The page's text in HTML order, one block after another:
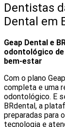
Dentistas
Dental em
Geap Dental e
odontológico de
bem-estar
Com o plano
completa e uma
odontológico. E
BRdental, a
preparadas para
tecnologia e